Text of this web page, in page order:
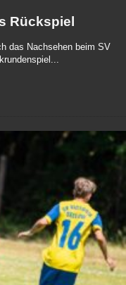
Rückspiel
das Nachsehen beim SV